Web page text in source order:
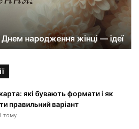
Днем народження жінці — ідеї
які бувають формати і як
правильний варіант
тому